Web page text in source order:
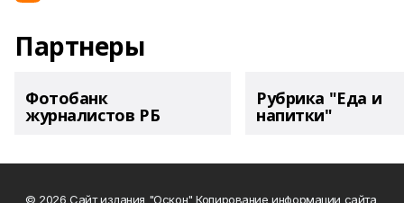
Партнеры
Фотобанк
журналистов РБ
Рубрика "Еда и
напитки"
© 2026 Сайт издания "Оскон" Копирование информации сайта